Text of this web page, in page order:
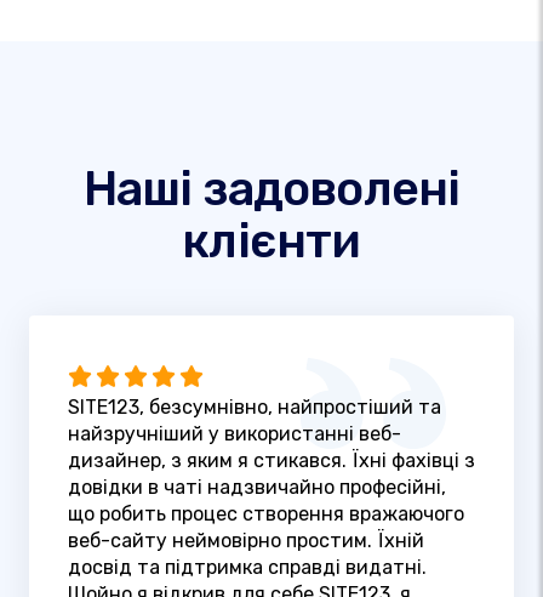
Наші задоволені
клієнти
SITE123, безсумнівно, найпростіший та
найзручніший у використанні веб-
дизайнер, з яким я стикався. Їхні фахівці з
довідки в чаті надзвичайно професійні,
що робить процес створення вражаючого
веб-сайту неймовірно простим. Їхній
досвід та підтримка справді видатні.